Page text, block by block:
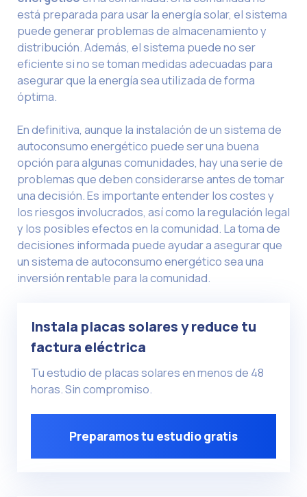
está preparada para usar la energía solar, el sistema
puede generar problemas de almacenamiento y
distribución. Además, el sistema puede no ser
eficiente si no se toman medidas adecuadas para
asegurar que la energía sea utilizada de forma
óptima.
En definitiva, aunque la instalación de un sistema de
autoconsumo energético puede ser una buena
opción para algunas comunidades, hay una serie de
problemas que deben considerarse antes de tomar
una decisión. Es importante entender los costes y
los riesgos involucrados, así como la regulación legal
y los posibles efectos en la comunidad. La toma de
decisiones informada puede ayudar a asegurar que
un sistema de autoconsumo energético sea una
inversión rentable para la comunidad.
Instala placas solares y reduce tu
factura eléctrica
Tu estudio de placas solares en menos de 48
horas. Sin compromiso.
Preparamos tu estudio gratis